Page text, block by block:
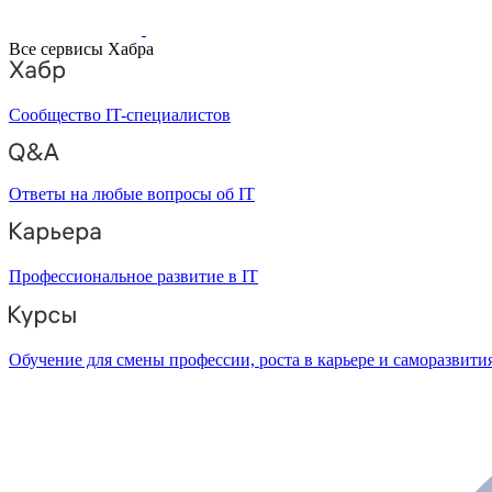
Все сервисы Хабра
Сообщество IT-специалистов
Ответы на любые вопросы об IT
Профессиональное развитие в IT
Обучение для смены профессии, роста в карьере и